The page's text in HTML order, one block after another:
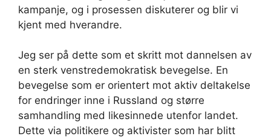
kampanje, og i prosessen diskuterer og blir vi
kjent med hverandre.
Jeg ser på dette som et skritt mot dannelsen av
en sterk venstredemokratisk bevegelse. En
bevegelse som er orientert mot aktiv deltakelse
for endringer inne i Russland og større
samhandling med likesinnede utenfor landet.
Dette via politikere og aktivister som har blitt